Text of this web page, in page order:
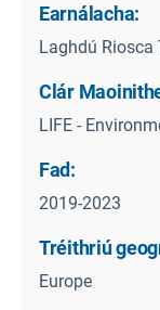
Earnálacha:
Laghdú Riosca
Clár
LIFE -
Fad:
2019-2023
Tréithriú
Europe